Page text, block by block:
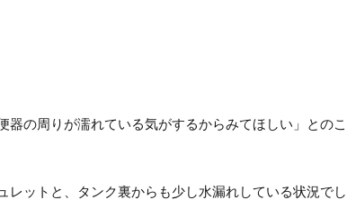
器の周りが濡れている気がするからみてほしい」とのこ
レットと、タンク裏からも少し水漏れしている状況でし